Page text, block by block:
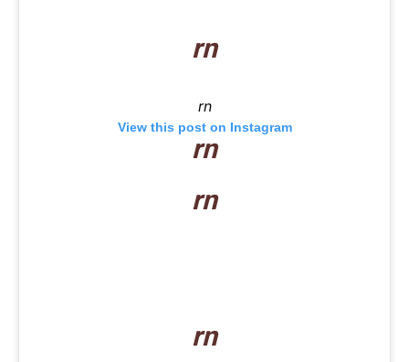
rn
rn
View this post on Instagram
rn
rn
rn